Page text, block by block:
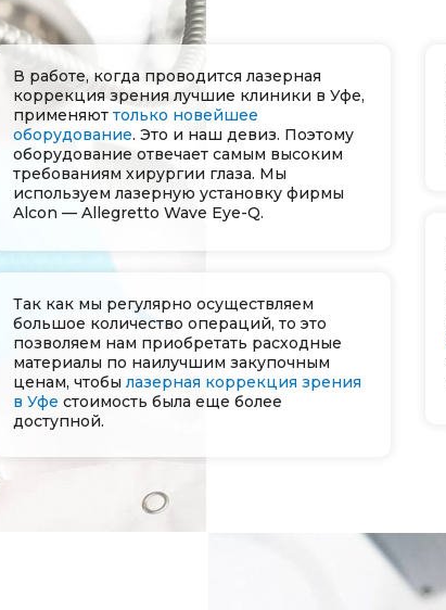
В работе, когда проводится лазерная
коррекция зрения лучшие клиники в Уфе,
применяют только новейшее
оборудование. Это и наш девиз. Поэтому
оборудование отвечает самым высоким
требованиям хирургии глаза. Мы
используем лазерную установку фирмы
Alcon — Allegretto Wave Eye-Q.
Так как мы регулярно осуществляем
большое количество операций, то это
позволяем нам приобретать расходные
материалы по наилучшим закупочным
ценам, чтобы лазерная коррекция зрения
в Уфе стоимость была еще более
доступной.